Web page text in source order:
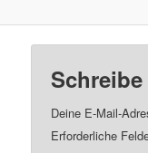
Deine E-Mail-
Erforderliche